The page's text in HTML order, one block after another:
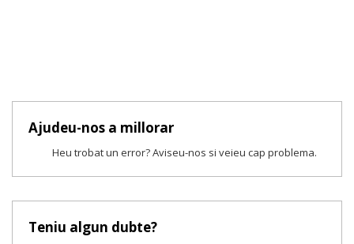
Ajudeu-nos a millorar
Heu trobat un error? Aviseu-nos si veieu cap problema.
Teniu algun dubte?